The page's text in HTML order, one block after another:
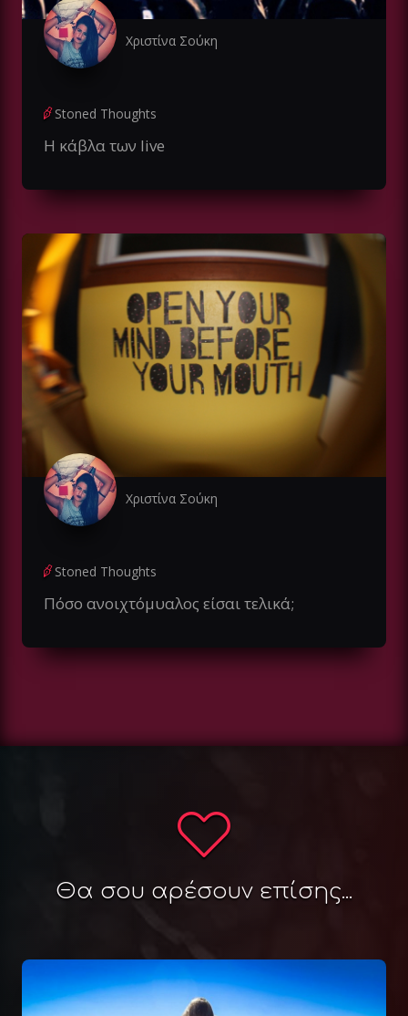
Χριστίνα Σούκη
Stoned Thoughts
Η κάβλα των live
Χριστίνα Σούκη
Stoned Thoughts
Πόσο ανοιχτόμυαλος είσαι τελικά;
Θα σου αρέσουν επίσης...